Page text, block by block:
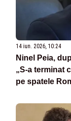
14 iun. 2026, 10:24
Ninel Peia,
„S-a terminat
pe spatele